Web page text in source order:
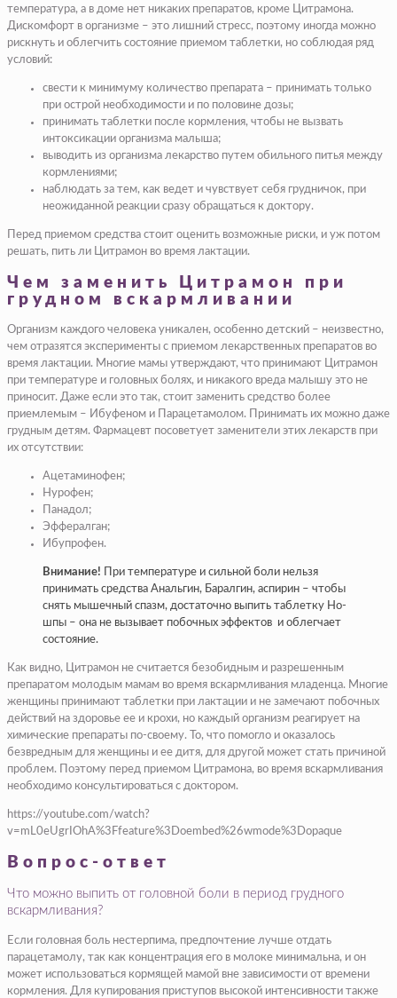
температура, а в доме нет никаких препаратов, кроме Цитрамона.
Дискомфорт в организме – это лишний стресс, поэтому иногда можно
рискнуть и облегчить состояние приемом таблетки, но соблюдая ряд
условий:
свести к минимуму количество препарата – принимать только
при острой необходимости и по половине дозы;
принимать таблетки после кормления, чтобы не вызвать
интоксикации организма малыша;
выводить из организма лекарство путем обильного питья между
кормлениями;
наблюдать за тем, как ведет и чувствует себя грудничок, при
неожиданной реакции сразу обращаться к доктору.
Перед приемом средства стоит оценить возможные риски, и уж потом
решать, пить ли Цитрамон во время лактации.
Чем заменить Цитрамон при
грудном вскармливании
Организм каждого человека уникален, особенно детский – неизвестно,
чем отразятся эксперименты с приемом лекарственных препаратов во
время лактации. Многие мамы утверждают, что принимают Цитрамон
при температуре и головных болях, и никакого вреда малышу это не
приносит. Даже если это так, стоит заменить средство более
приемлемым – Ибуфеном и Парацетамолом. Принимать их можно даже
грудным детям. Фармацевт посоветует заменители этих лекарств при
их отсутствии:
Ацетаминофен;
Нурофен;
Панадол;
Эффералган;
Ибупрофен.
Внимание! При температуре и сильной боли нельзя
принимать средства Анальгин, Баралгин, аспирин – чтобы
снять мышечный спазм, достаточно выпить таблетку Но-
шпы – она не вызывает побочных эффектов и облегчает
состояние.
Как видно, Цитрамон не считается безобидным и разрешенным
препаратом молодым мамам во время вскармливания младенца. Многие
женщины принимают таблетки при лактации и не замечают побочных
действий на здоровье ее и крохи, но каждый организм реагирует на
химические препараты по-своему. То, что помогло и оказалось
безвредным для женщины и ее дитя, для другой может стать причиной
проблем. Поэтому перед приемом Цитрамона, во время вскармливания
необходимо консультироваться с доктором.
https://youtube.com/watch?
v=mL0eUgrIOhA%3Ffeature%3Doembed%26wmode%3Dopaque
Вопрос-ответ
Что можно выпить от головной боли в период грудного
вскармливания?
Если головная боль нестерпима, предпочтение лучше отдать
парацетамолу, так как концентрация его в молоке минимальна, и он
может использоваться кормящей мамой вне зависимости от времени
кормления. Для купирования приступов высокой интенсивности также